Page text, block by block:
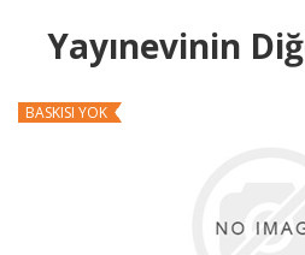
Yayınevinin
BASKISI YOK